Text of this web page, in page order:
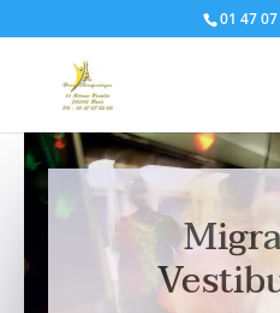
01 47